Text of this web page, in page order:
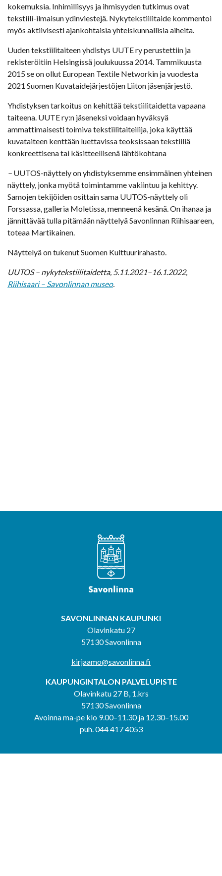
kokemuksia. Inhimillisyys ja ihmisyyden tutkimus ovat
tekstiili-ilmaisun ydinviestejä. Nykytekstiilitaide kommentoi
myös aktiivisesti ajankohtaisia yhteiskunnallisia aiheita.
Uuden tekstiilitaiteen yhdistys UUTE ry perustettiin ja
rekisteröitiin Helsingissä joulukuussa 2014. Tammikuusta
2015 se on ollut European Textile Networkin ja vuodesta
2021 Suomen Kuvataidejärjestöjen Liiton jäsenjärjestö.
Yhdistyksen tarkoitus on kehittää tekstiilitaidetta vapaana
taiteena. UUTE ry:n jäseneksi voidaan hyväksyä
ammattimaisesti toimiva tekstiilitaiteilija, joka käyttää
kuvataiteen kenttään luettavissa teoksissaan tekstiiliä
konkreettisena tai käsitteellisenä lähtökohtana
– UUTOS-näyttely on yhdistyksemme ensimmäinen yhteinen
näyttely, jonka myötä toimintamme vakiintuu ja kehittyy.
Samojen tekijöiden osittain sama UUTOS-näyttely oli
Forssassa, galleria Moletissa, menneenä kesänä. On ihanaa ja
jännittävää tulla pitämään näyttelyä Savonlinnan Riihisaareen,
toteaa Martikainen.
Näyttelyä on tukenut Suomen Kulttuurirahasto.
UUTOS – nykytekstiilitaidetta, 5.11.2021–16.1.2022,
Riihisaari – Savonlinnan museo.
SAVONLINNAN KAUPUNKI
Olavinkatu 27
57130 Savonlinna
kirjaamo@savonlinna.fi
KAUPUNGINTALON PALVELUPISTE
Olavinkatu 27 B, 1.krs
57130 Savonlinna
Avoinna ma-pe klo 9.00–11.30 ja 12.30–15.00
puh. 044 417 4053